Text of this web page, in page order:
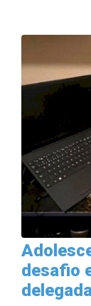
desafio